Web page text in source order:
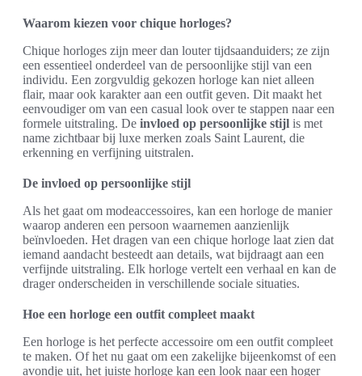
Waarom kiezen voor chique horloges?
Chique horloges zijn meer dan louter tijdsaanduiders; ze zijn
een essentieel onderdeel van de persoonlijke stijl van een
individu. Een zorgvuldig gekozen horloge kan niet alleen
flair, maar ook karakter aan een outfit geven. Dit maakt het
eenvoudiger om van een casual look over te stappen naar een
formele uitstraling. De invloed op persoonlijke stijl is met
name zichtbaar bij luxe merken zoals Saint Laurent, die
erkenning en verfijning uitstralen.
De invloed op persoonlijke stijl
Als het gaat om modeaccessoires, kan een horloge de manier
waarop anderen een persoon waarnemen aanzienlijk
beïnvloeden. Het dragen van een chique horloge laat zien dat
iemand aandacht besteedt aan details, wat bijdraagt aan een
verfijnde uitstraling. Elk horloge vertelt een verhaal en kan de
drager onderscheiden in verschillende sociale situaties.
Hoe een horloge een outfit compleet maakt
Een horloge is het perfecte accessoire om een outfit compleet
te maken. Of het nu gaat om een zakelijke bijeenkomst of een
avondje uit, het juiste horloge kan een look naar een hoger